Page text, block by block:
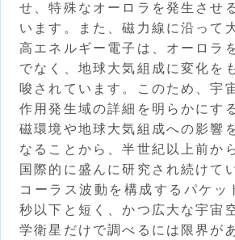
せ、特殊なオーロラを発生させ
います。また、磁力線に沿って
高エネルギー電子は、オーロラ
でなく、地球大気組成に変化を
唆されています。このため、宇
作用発生域の詳細を明らかにす
磁環境や地球大気組成への影響
なることから、半世紀以上前か
国際的に盛んに研究され続けて
コーラス波動を構成するパケッ
秒以下と短く、かつ広大な宇宙
学衛星だけで調べるには限界が